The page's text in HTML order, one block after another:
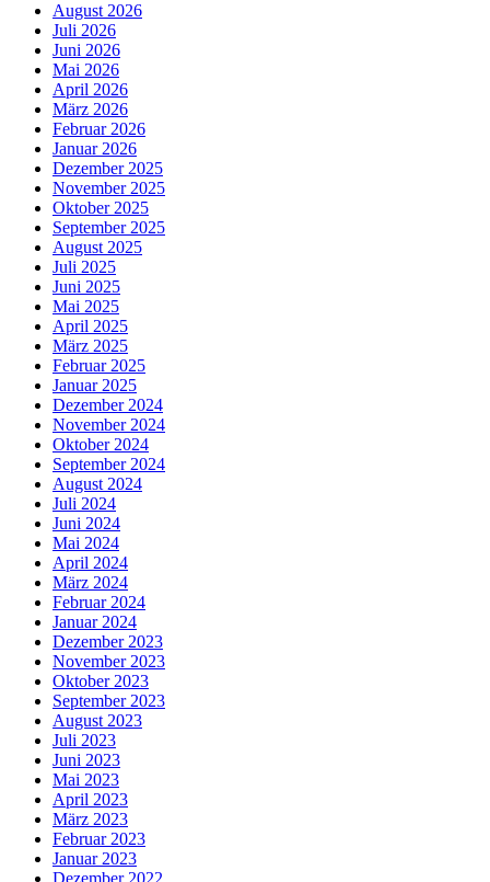
August 2026
Juli 2026
Juni 2026
Mai 2026
April 2026
März 2026
Februar 2026
Januar 2026
Dezember 2025
November 2025
Oktober 2025
September 2025
August 2025
Juli 2025
Juni 2025
Mai 2025
April 2025
März 2025
Februar 2025
Januar 2025
Dezember 2024
November 2024
Oktober 2024
September 2024
August 2024
Juli 2024
Juni 2024
Mai 2024
April 2024
März 2024
Februar 2024
Januar 2024
Dezember 2023
November 2023
Oktober 2023
September 2023
August 2023
Juli 2023
Juni 2023
Mai 2023
April 2023
März 2023
Februar 2023
Januar 2023